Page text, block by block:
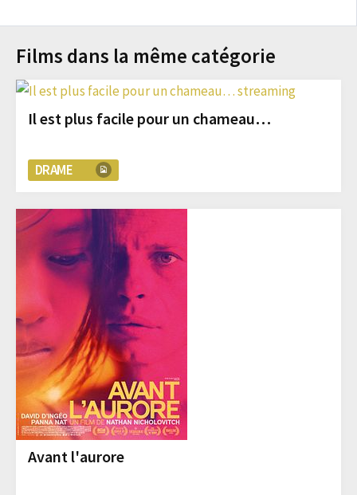
Films dans la même catégorie
Il est plus facile pour un chameau…
DRAME
Avant l'aurore